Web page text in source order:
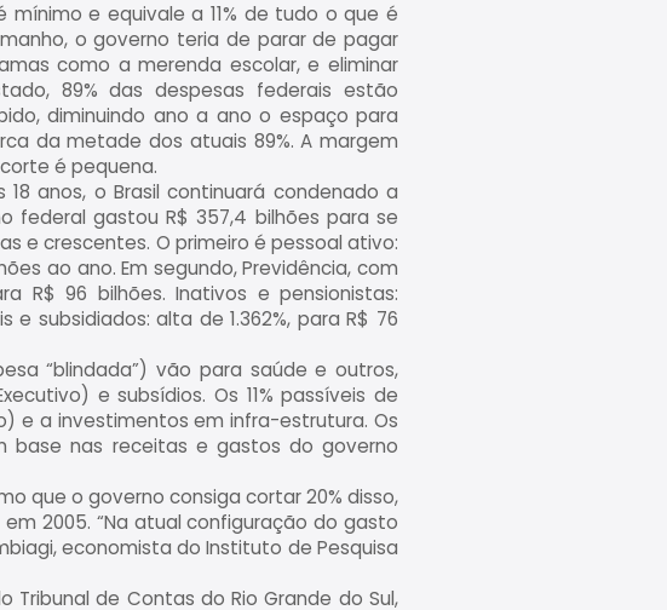
e equivale a 11% de tudo o que é
o governo teria de parar de pagar
como a merenda escolar, e eliminar
89% das despesas federais estão
diminuindo ano a ano o espaço para
da metade dos atuais 89%. A margem
é pequena.
anos, o Brasil continuará condenado a
federal gastou R$ 357,4 bilhões para se
e crescentes. O primeiro é pessoal ativo:
ao ano. Em segundo, Previdência, com
R$ 96 bilhões. Inativos e pensionistas:
subsidiados: alta de 1.362%, para R$ 76
“blindada”) vão para saúde e outros,
e subsídios. Os 11% passíveis de
e a investimentos em infra-estrutura. Os
base nas receitas e gastos do governo
que o governo consiga cortar 20% disso,
2005. “Na atual configuração do gasto
economista do Instituto de Pesquisa
de Contas do Rio Grande do Sul,